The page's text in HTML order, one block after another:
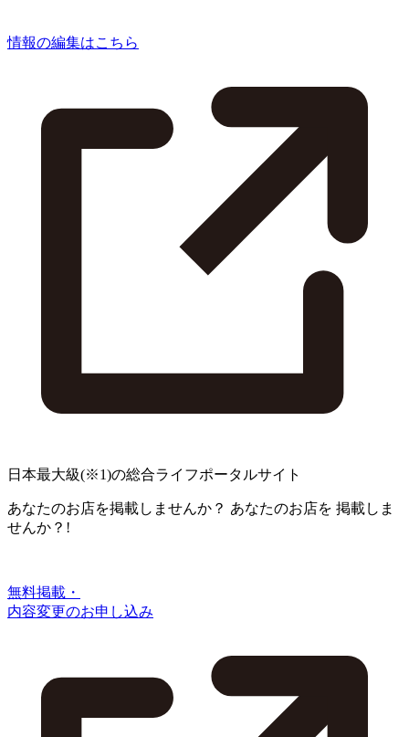
情報の編集はこちら
日本最大級(※1)の総合ライフポータルサイト
あなたのお店を掲載しませんか？ あなたのお店を 掲載しま
せんか？!
無料掲載・
内容変更のお申し込み